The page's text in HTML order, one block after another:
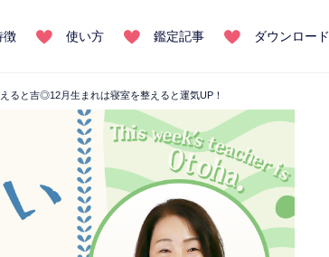
徴 使い方 鑑定記事 ダウンロード
ると吉◎12月生まれは寝室を整えると運気UP！